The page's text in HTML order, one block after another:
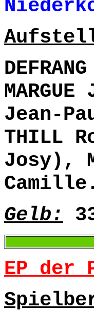
Jean-
THILL
Josy),
Camille.
Gelb:
EP der